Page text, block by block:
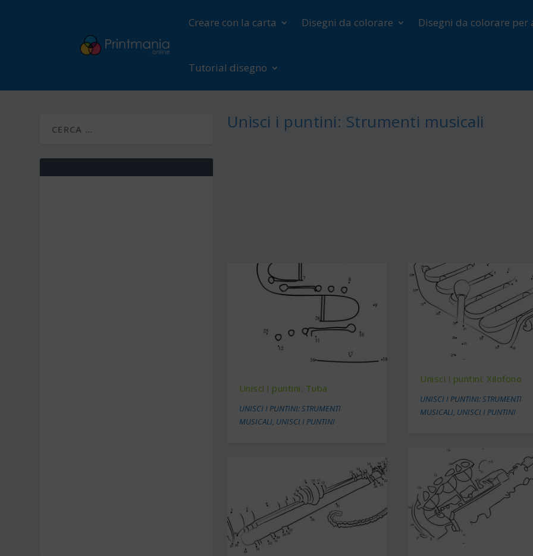
Creare con la carta Disegni da colorare Disegni da colorare
Tutorial disegno
Unisci i puntini: Strumenti musicali
Unisci i puntini: Tuba
UNISCI I PUNTINI: STRUMENTI
MUSICALI, UNISCI I PUNTINI
Unisci i puntini: Xilofono
UNISCI I PUNTINI: STRUMENTI
MUSICALI, UNISCI I PUNTINI